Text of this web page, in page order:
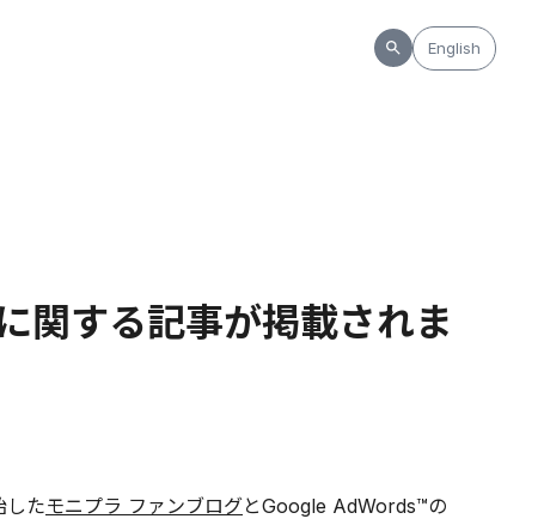
English
関する記事が掲載されま
したモニプラ ファンブログとGoogle AdWords™の